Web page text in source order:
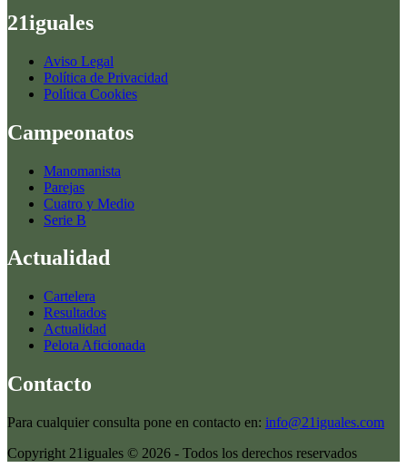
21iguales
Aviso Legal
Política de Privacidad
Política Cookies
Campeonatos
Manomanista
Parejas
Cuatro y Medio
Serie B
Actualidad
Cartelera
Resultados
Actualidad
Pelota Aficionada
Contacto
Para cualquier consulta pone en contacto en: info@21iguales.com
Copyright 21iguales © 2026 - Todos los derechos reservados